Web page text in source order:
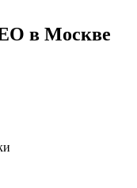
в Москве